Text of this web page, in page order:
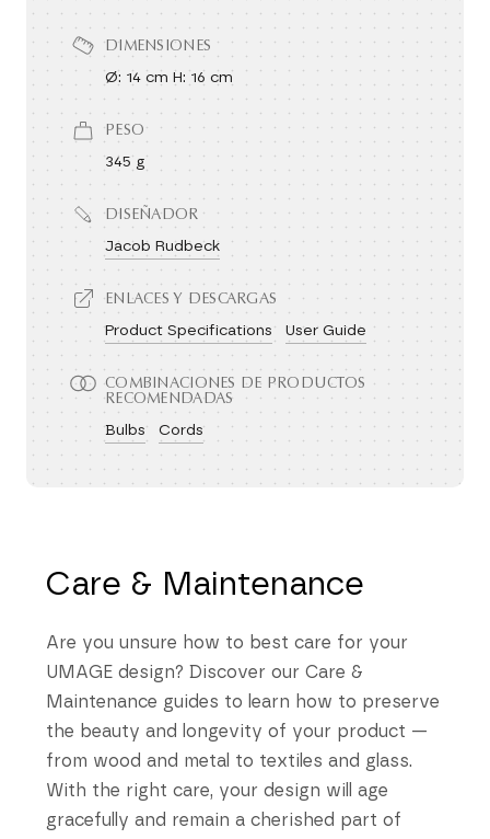
DIMENSIONES
Ø: 14 cm H: 16 cm
PESO
345 g
DISEÑADOR
Jacob Rudbeck
ENLACES Y DESCARGAS
Product Specifications
User Guide
COMBINACIONES DE PRODUCTOS
RECOMENDADAS
Bulbs
Cords
Care & Maintenance
Are you unsure how to best care for your
UMAGE design? Discover our Care &
Maintenance guides to learn how to preserve
the beauty and longevity of your product —
from wood and metal to textiles and glass.
With the right care, your design will age
gracefully and remain a cherished part of